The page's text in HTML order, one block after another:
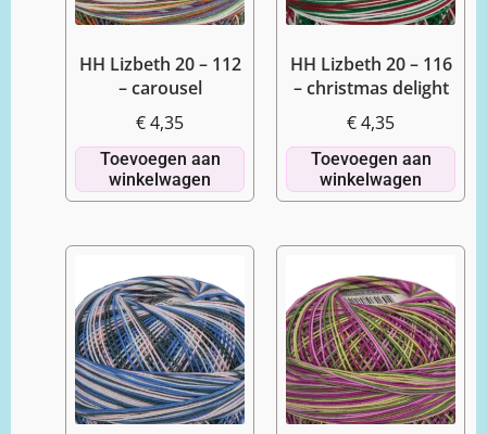
HH Lizbeth 20 – 112
– carousel
€4,35
Toevoegen aan
winkelwagen
HH Lizbeth 20 – 116
– christmas delight
€4,35
Toevoegen aan
winkelwagen